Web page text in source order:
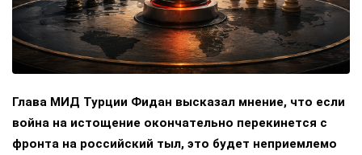
Глава МИД Турции Фидан высказал мнение, что если
война на истощение окончательно перекинется с
фронта на российский тыл, это будет неприемлемо